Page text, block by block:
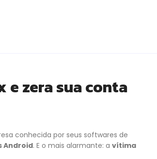
e zera sua conta
conhecida por seus softwares de
Android. E o mais alarmante: a vítima